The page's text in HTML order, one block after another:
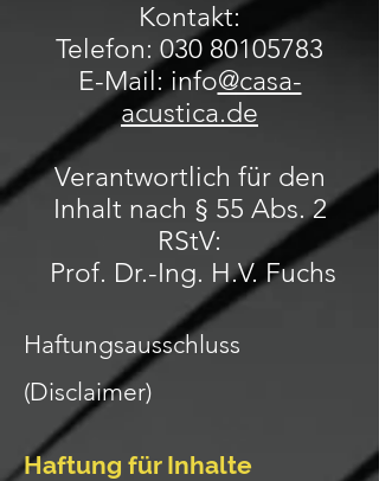
Kontakt:
Telefon: 030 80105783
E-Mail: info@casa-
acustica.de
Verantwortlich für den
Inhalt nach § 55 Abs. 2
RStV:
Prof. Dr.-Ing. H.V. Fuchs
Haftungsausschluss
(Disclaimer)
Haftung für Inhalte